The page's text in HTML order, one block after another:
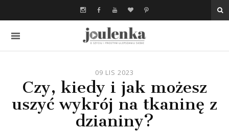
09 LIS 2023
Czy, kiedy i jak możesz
uszyć wykrój na tkaninę z
dzianiny?